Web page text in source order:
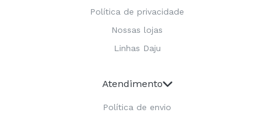
Política de privacidade
Nossas lojas
Linhas Daju
Atendimento
Política de envio